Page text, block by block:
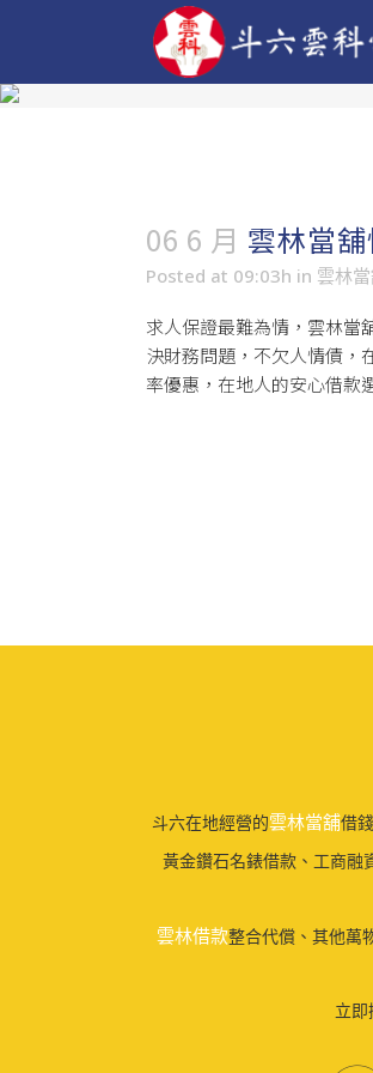
06 6 月 雲林當
Posted at 09:03h in 雲林
求人保證最難為情， 雲林當
決財務問題，不欠人情債，
率優惠，在地人的安心借款
斗六在地經營的雲林當舖借
黃金鑽石名錶借款、工商融
雲林借款整合代償、其他萬
立即